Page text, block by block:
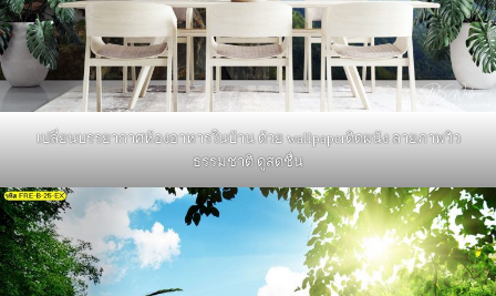
เปลี่ยนบรรยากาศห้องอาหารในบ้าน ด้วย wallpaperติดผนัง ลายภาพวิว
ธรรมชาติ ดูสดชื่น